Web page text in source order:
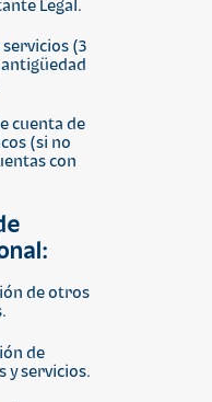
Legal.
servicios (3
cuenta de
(si no
con
:
de otros
de
y servicios.